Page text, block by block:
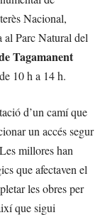
Nacional,
al Parc Natural del
Tagamanent
10 h a 14 h.
d’un camí que
un accés segur
millores han
que afectaven el
les obres per
que sigui